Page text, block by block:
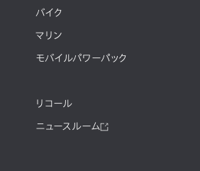
バイク
マリン
モバイルパワーパック
リコール
ニュースルーム